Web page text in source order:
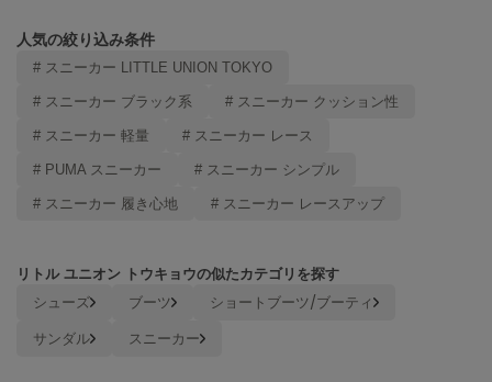
ミーエスミーム
ミラオーウェン
モワージュ
NEW Balance
人気の絞り込み条件
# スニーカー LITTLE UNION TOKYO
# スニーカー ブラック系 # スニーカー クッション性
# スニーカー 軽量 # スニーカー レース
# PUMA スニーカー # スニーカー シンプル
# スニーカー 履き心地 # スニーカー レースアップ
リトル ユニオン トウキョウの似たカテゴリを探す
シューズ ブーツ
ショートブーツ/ブーティ
サンダル
スニーカー